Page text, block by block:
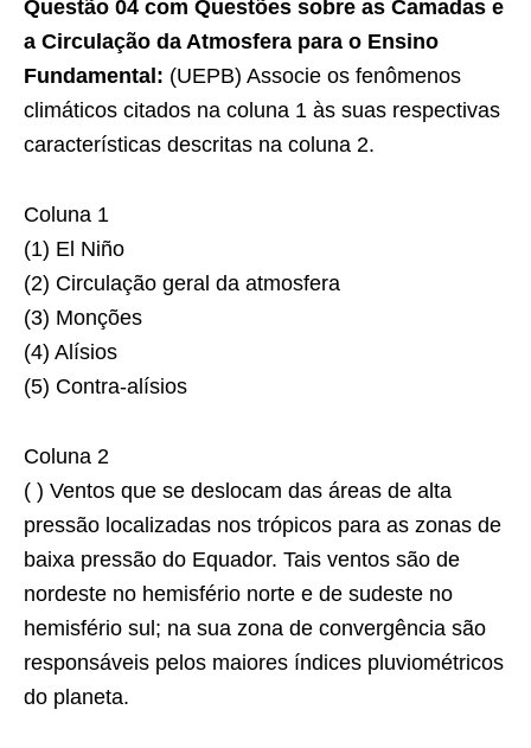
Questão 04 com Questões sobre as Camadas e
a Circulação da Atmosfera para o Ensino
Fundamental: (UEPB) Associe os fenômenos
climáticos citados na coluna 1 às suas respectivas
características descritas na coluna 2.
Coluna 1
(1) El Niño
(2) Circulação geral da atmosfera
(3) Monções
(4) Alísios
(5) Contra-alísios
Coluna 2
( ) Ventos que se deslocam das áreas de alta
pressão localizadas nos trópicos para as zonas de
baixa pressão do Equador. Tais ventos são de
nordeste no hemisfério norte e de sudeste no
hemisfério sul; na sua zona de convergência são
responsáveis pelos maiores índices pluviométricos
do planeta.